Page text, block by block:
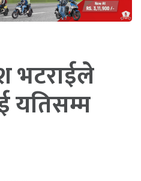
भटराईले
यतिसम्म